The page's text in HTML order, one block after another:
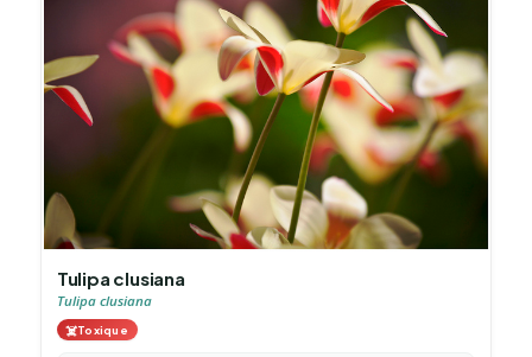
Tulipa clusiana
Tulipa clusiana
☠️Toxique